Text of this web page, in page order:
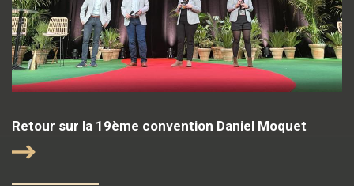
Retour sur la 19ème convention Daniel Moquet